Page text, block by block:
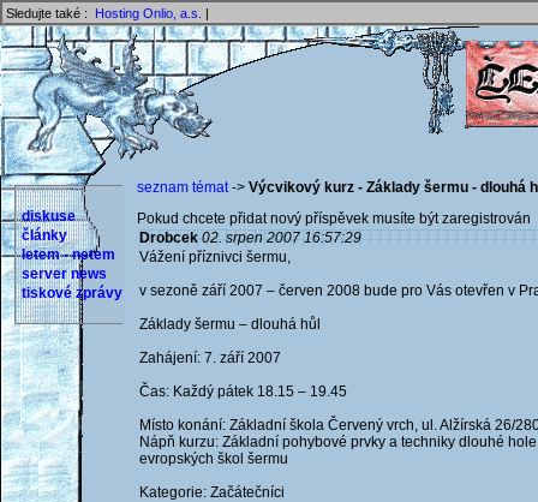
Sledujte také : Hosting Onlio, a.s. |
diskuse
články
letem - netem
server news
tiskové zprávy
seznam témat-> Výcvikový kurz - Základy šermu - dlouhá
Pokud chcete přidat nový příspěvek musíte být
Drobcek 02. srpen 2007 16:57:29
Vážení příznivci šermu,
v sezoně září 2007 – červen 2008 bude pro Vás otevřen v
Základy šermu – dlouhá hůl
Zahájení: 7. září 2007
Čas: Každý pátek 18.15 – 19.45
Místo konání: Základní škola Červený vrch, ul. Alžírská 26/
Nápň kurzu: Základní pohybové prvky a techniky dlouhé
evropských škol šermu
Kategorie: Začátečníci